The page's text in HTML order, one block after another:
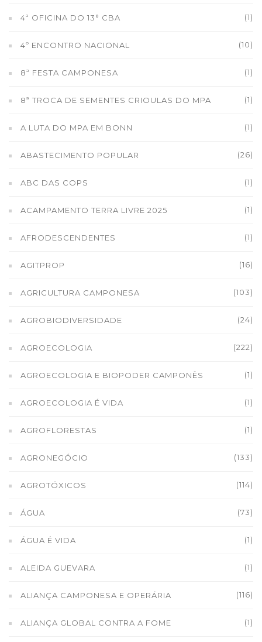
4ª OFICINA DO 13° CBA (1)
4º ENCONTRO NACIONAL (10)
8ª FESTA CAMPONESA (1)
8ª TROCA DE SEMENTES CRIOULAS DO MPA (1)
A LUTA DO MPA EM BONN (1)
ABASTECIMENTO POPULAR (26)
ABC DAS COPS (1)
ACAMPAMENTO TERRA LIVRE 2025 (1)
AFRODESCENDENTES (1)
AGITPROP (16)
AGRICULTURA CAMPONESA (103)
AGROBIODIVERSIDADE (24)
AGROECOLOGIA (222)
AGROECOLOGIA E BIOPODER CAMPONÊS (1)
AGROECOLOGIA É VIDA (1)
AGROFLORESTAS (1)
AGRONEGÓCIO (133)
AGROTÓXICOS (114)
ÁGUA (73)
ÁGUA É VIDA (1)
ALEIDA GUEVARA (1)
ALIANÇA CAMPONESA E OPERÁRIA (116)
ALIANÇA GLOBAL CONTRA A FOME (1)